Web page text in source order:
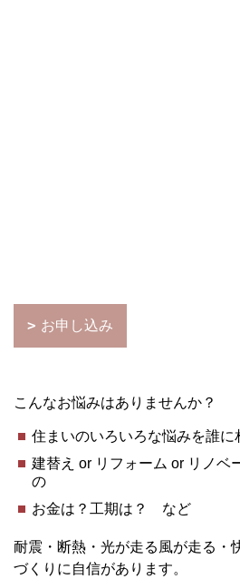
お申し込み
こんなお悩みはありませんか？
住まいのいろいろな悩みを誰に
建替え or リフォーム or リノベ
の
お金は？工期は？ など
耐震・断熱・光が走る風が走る・
づくりに自信があります。